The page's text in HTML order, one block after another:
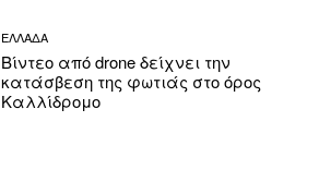
ΕΛΛΑΔΑ
Βίντεο από drone δείχνει την
κατάσβεση της φωτιάς στο όρος
Καλλίδρομο